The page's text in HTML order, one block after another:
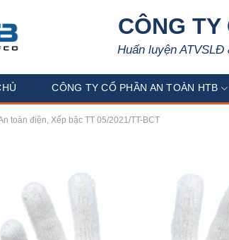
CÔNG
Huấn luyện
CÔNG TY CỔ PHẦN AN TOÀN HTB
toàn điện, Xếp bậc TT 05/2021/TT-BCT